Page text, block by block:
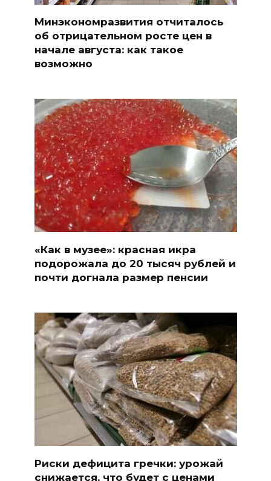
Минэкономразвития отчиталось
об отрицательном росте цен в
начале августа: как такое
возможно
«Как в музее»: красная икра
подорожала до 20 тысяч рублей и
почти догнала размер пенсии
Риски дефицита гречки: урожай
снижается, что будет с ценами